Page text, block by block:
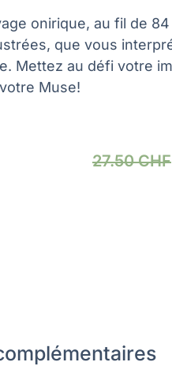
onirique, au fil de
que vous
Mettez au défi votre
Muse!
27.50CHF